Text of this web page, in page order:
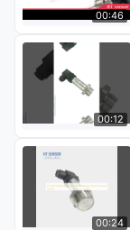
00:46
00:12
00:24